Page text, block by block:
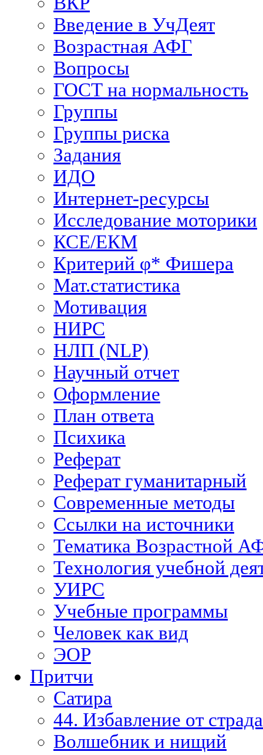
Введение в УчДеят
Возрастная АФГ
Вопросы
ГОСТ на нормальность
Группы
Группы риска
Задания
ИДО
Интернет-ресурсы
Исследование моторики
КСЕ/ЕКМ
Критерий φ* Фишера
Мат.статистика
Мотивация
НИРС
НЛП (NLP)
Научный отчет
Оформление
План ответа
Психика
Реферат
Реферат гуманитарный
Современные методы
Ссылки на источники
Тематика Возрастной
Технология учебной
УИРС
Учебные программы
Человек как вид
ЭОР
Притчи
Сатира
44. Избавление от
Волшебник и нищий